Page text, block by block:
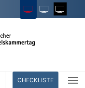
CHECKLISTE